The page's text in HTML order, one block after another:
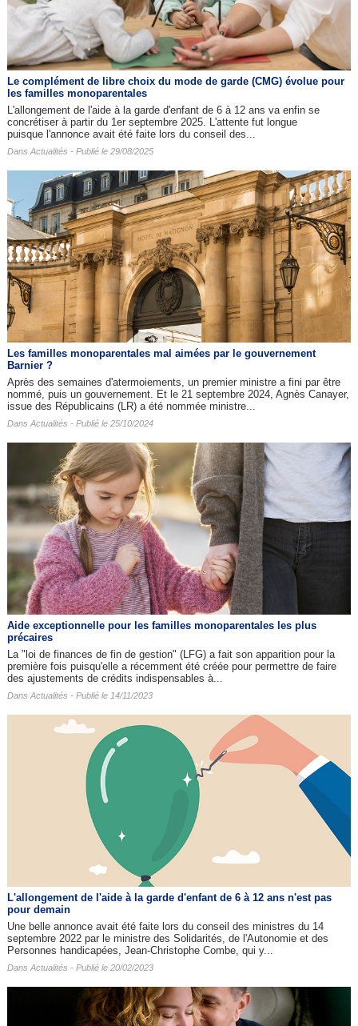
Le complément de libre choix du mode de garde (CMG) évolue pour
les familles monoparentales
L'allongement de l'aide à la garde d'enfant de 6 à 12 ans va enfin se
concrétiser à partir du 1er septembre 2025. L'attente fut longue
puisque l'annonce avait été faite lors du conseil des...
Dans Actualités - Publié le 29/08/2025
Les familles monoparentales mal aimées par le gouvernement
Barnier ?
Après des semaines d'atermoiements, un premier ministre a fini par être
nommé, puis un gouvernement. Et le 21 septembre 2024, Agnès Canayer,
issue des Républicains (LR) a été nommée ministre...
Dans Actualités - Publié le 25/10/2024
Aide exceptionnelle pour les familles monoparentales les plus
précaires
La "loi de finances de fin de gestion" (LFG) a fait son apparition pour la
première fois puisqu'elle a récemment été créée pour permettre de faire
des ajustements de crédits indispensables à...
Dans Actualités - Publié le 14/11/2023
L'allongement de l'aide à la garde d'enfant de 6 à 12 ans n'est pas
pour demain
Une belle annonce avait été faite lors du conseil des ministres du 14
septembre 2022 par le ministre des Solidarités, de l'Autonomie et des
Personnes handicapées, Jean-Christophe Combe, qui y...
Dans Actualités - Publié le 20/02/2023